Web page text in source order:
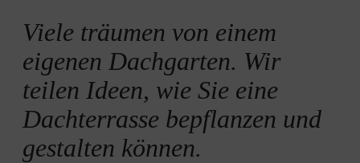
Viele träumen von einem
eigenen Dachgarten. Wir
teilen Ideen, wie Sie eine
Dachterrasse bepflanzen und
gestalten können.